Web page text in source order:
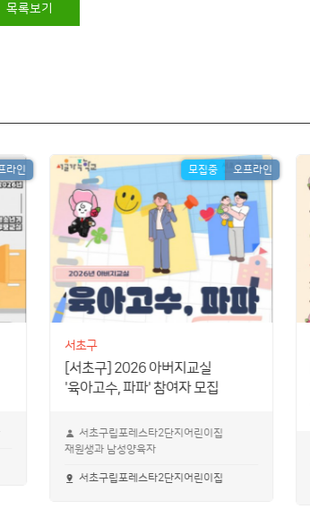
목록보기
라인 모집중 오프라인
서초구
[서초구] 2026 아버지교실
'육아고수, 파파' 참여자 모집
서초구립포레스타2단지어린이집
재원생과 남성양육자
서초구립포레스타2단지어린이집